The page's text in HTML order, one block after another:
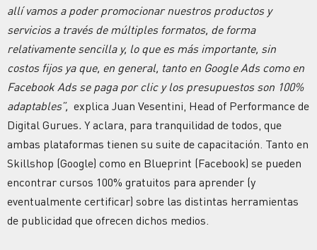
allí vamos a poder promocionar nuestros productos y
servicios a través de múltiples formatos, de forma
relativamente sencilla y, lo que es más importante, sin
costos fijos ya que, en general, tanto en Google Ads como en
Facebook Ads se paga por clic y los presupuestos son 100%
adaptables”, explica Juan Vesentini, Head of Performance de
Digital Gurues. Y aclara, para tranquilidad de todos, que
ambas plataformas tienen su suite de capacitación. Tanto en
Skillshop (Google) como en Blueprint (Facebook) se pueden
encontrar cursos 100% gratuitos para aprender (y
eventualmente certificar) sobre las distintas herramientas
de publicidad que ofrecen dichos medios.